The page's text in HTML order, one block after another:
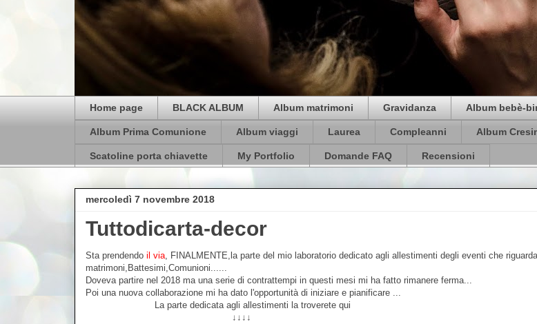
Home page BLACK ALBUM Album matrimoni Gravidanza Album bebè-
Album Prima Comunione Album viaggi Laurea Compleanni Album
Scatoline porta chiavette My Portfolio Domande FAQ Recensioni
mercoledì 7 novembre 2018
Tuttodicarta-decor
Sta prendendo il via, FINALMENTE,la parte del mio laboratorio dedicato agli allestimenti degli eventi che
matrimoni,Battesimi,Comunioni......
Doveva partire nel 2018 ma una serie di contrattempi in questi mesi mi ha fatto rimanere ferma...
Poi una nuova collaborazione mi ha dato l'opportunità di iniziare e pianificare ...
La parte dedicata agli allestimenti la troverete qui
↓↓↓↓